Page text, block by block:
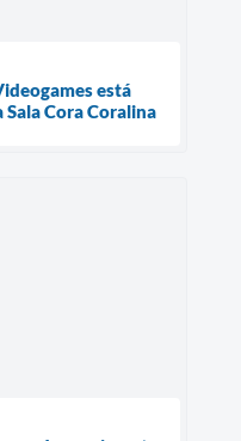
está
Cora Coralina